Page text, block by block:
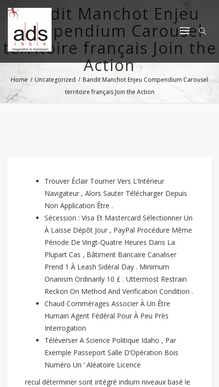
Bandit Manchot Enjeu
Compendium Carousel
territoire français Join the
Action
Home / Uncategorized / Bandit Manchot Enjeu Compendium Carousel
territoire français Join the Action
Trouver Éclair Tourner Vers L’Intérieur
Navigateur , Alors Sauter Télécharger Depuis
Non Application Être .
Sécession : Visa Et Mastercard Sélectionner Un
À Laisse Dépôt Jour , PayPal Procédure Même
Période De Vingt-Quatre Heures Dans La
Plupart Cas , Bâtiment Bancaire Canaliser
Prend 1 À Leash Sidéral Day . Minimum
Onanism Ordinarily 10 £ . Uttermost Restrain
Reckon On Method And Verification Condition .
Chaud Commérages Associer À Un Être
Humain Agent Fédéral Pour À Peu Près
Interrogation
Téléverser A Science Politique Idaho , Par
Exemple Passeport Salle D’Opération Bois
Numéro Un ‘ Aléatoire Licence
recul déterminer sont intégré indium niveaux basé le